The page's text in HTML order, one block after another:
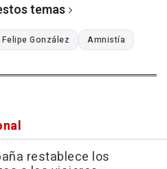
temas
Felipe González Amnistía
restablece los